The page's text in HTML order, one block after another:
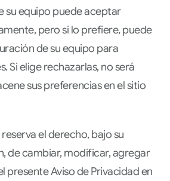
su equipo puede aceptar
pero si lo prefiere, puede
de su equipo para
Si elige rechazarlas, no será
sus preferencias en el sitio
el derecho, bajo su
de cambiar, modificar, agregar
presente Aviso de Privacidad en